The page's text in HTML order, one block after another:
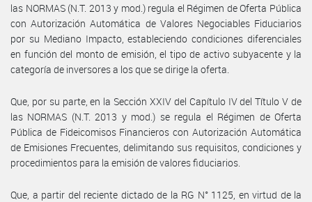
las NORMAS (N.T. 2013 y mod.) regula el Régimen de Oferta Pública
con Autorización Automática de Valores Negociables Fiduciarios
por su Mediano Impacto, estableciendo condiciones diferenciales
en función del monto de emisión, el tipo de activo subyacente y la
categoría de inversores a los que se dirige la oferta.
Que, por su parte, en la Sección XXIV del Capítulo IV del Título V de
las NORMAS (N.T. 2013 y mod.) se regula el Régimen de Oferta
Pública de Fideicomisos Financieros con Autorización Automática
de Emisiones Frecuentes, delimitando sus requisitos, condiciones y
procedimientos para la emisión de valores fiduciarios.
Que, a partir del reciente dictado de la RG N° 1125, en virtud de la